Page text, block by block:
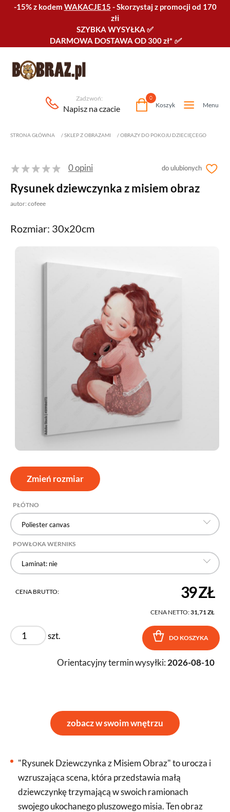
-15% z kodem WAKACJE15 -Skorzystaj z promocji od 170
złℹ️
SZYBKA WYSYŁKA ✅
DARMOWA DOSTAWA OD 300 zł* ✅
Zadzwoń:
Napisz na czacie Koszyk
0
Menu
STRONA GŁÓWNA /SKLEP Z OBRAZAMI /OBRAZY DO POKOJU DZIECIĘCEGO
do ulubionych
0 opini
Rysunek dziewczynka z misiem obraz
autor: cofeee
Rozmiar: 30x20cm
Zmień rozmiar
PŁÓTNO
Poliester canvas
POWŁOKA WERNIKS
Laminat: nie
CENA BRUTTO: 39 ZŁ
CENA NETTO:31,71 ZŁ
szt. DO KOSZYKA
Orientacyjny termin wysyłki: 2026-08-10
zobacz w swoim wnętrzu
"Rysunek Dziewczynka z Misiem Obraz" to urocza i
wzruszająca scena, która przedstawia małą
dziewczynkę trzymającą w swoich ramionach
swojego ukochanego pluszowego misia. Ten obraz